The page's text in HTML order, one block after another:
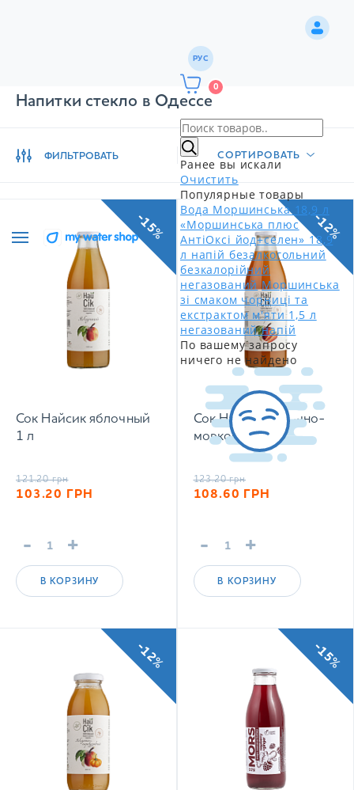
РУС
0
Ранее вы искали
Очистить
Популярные товары
Вода Моршинська 18,9 л
«Моршинська плюс
АнтіОксі йод+селен» 18,9
л напій безалкогольний
безкалорійний
негазований Моршинська
зі смаком чорниці та
екстрактом м'яти 1,5 л
негазований напій
По вашему запросу
ничего не найдено
Напитки стекло в Одессе
ФИЛЬТРОВАТЬ СОРТИРОВАТЬ
Сок Найсик яблочный
1 л
121.20 грн
103.20 ГРН
- +
В КОРЗИНУ
-15%
Сок Найсик яблочно-
морковный 1 л
123.20 грн
108.60 ГРН
- +
В КОРЗИНУ
-12%
-12% -15%